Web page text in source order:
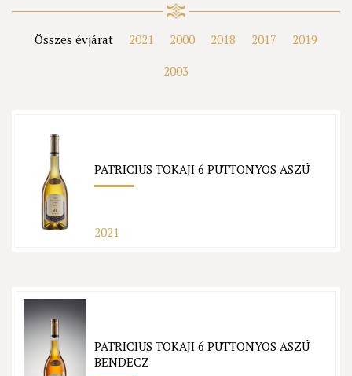
Összes évjárat 2021 2000 2018 2017
2019
2003
PATRICIUS TOKAJI 6 PUTTONYOS ASZÚ
2021
PATRICIUS TOKAJI 6 PUTTONYOS ASZÚ
BENDECZ